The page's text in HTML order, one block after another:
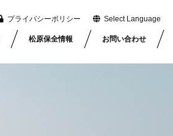
プライバシーポリシー Select Language
松原保全情報 お問い合わせ